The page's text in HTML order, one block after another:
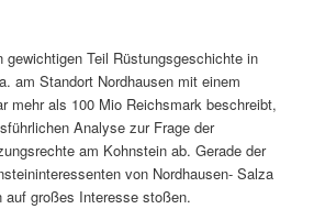
gewichtigen Teil Rüstungsgeschichte in
am Standort Nordhausen mit einem
mehr als 100 Mio Reichsmark beschreibt,
Analyse zur Frage der
am Kohnstein ab. Gerade der
von Nordhausen- Salza
auf großes Interesse stoßen.